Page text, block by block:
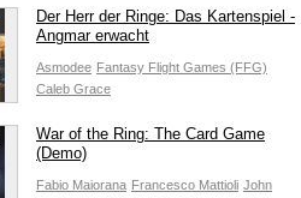
Der Herr der Ringe: Das Kartenspiel -
Angmar erwacht
Asmodee Fantasy Flight Games (FFG)
Caleb Grace
War of the Ring: The Card Game
(Demo)
Fabio Maiorana Francesco Mattioli John